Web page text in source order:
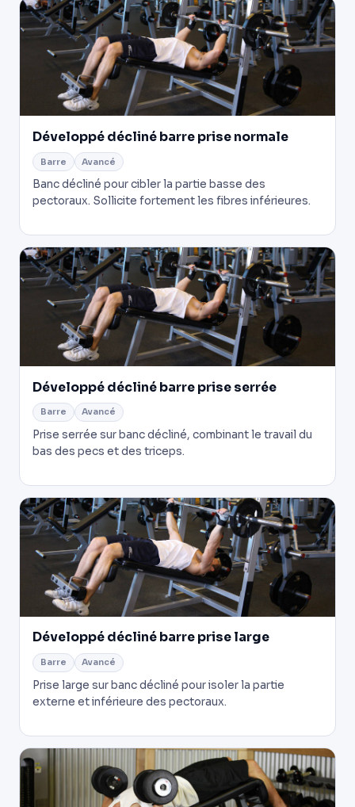
Développé décliné barre prise normale
Barre Avancé
Banc décliné pour cibler la partie basse des
pectoraux. Sollicite fortement les fibres inférieures.
Développé décliné barre prise serrée
Barre Avancé
Prise serrée sur banc décliné, combinant le travail du
bas des pecs et des triceps.
Développé décliné barre prise large
Barre Avancé
Prise large sur banc décliné pour isoler la partie
externe et inférieure des pectoraux.